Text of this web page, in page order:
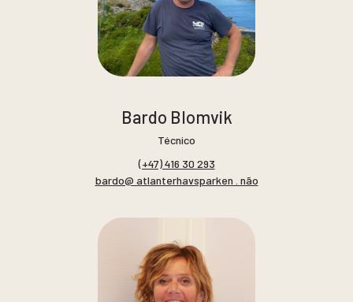
Bardo Blomvik
Técnico
(+47) 416 30 293
bardo@ atlanterhavsparken . não